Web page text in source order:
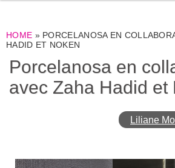
HOME » PORCELANOSA EN
HADID ET NOKEN
Porcelanosa en
avec Zaha Hadid et
Liliane